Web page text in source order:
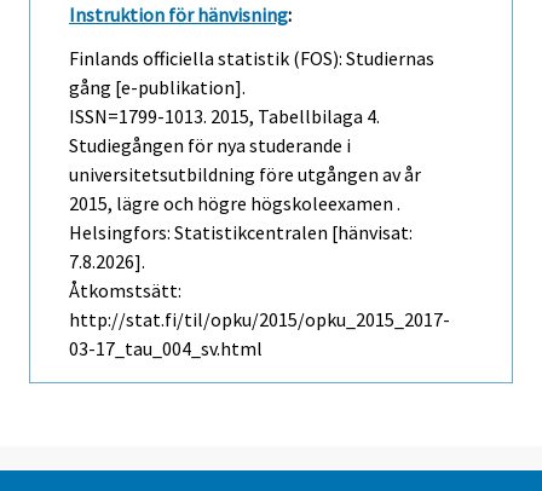
Instruktion för hänvisning:
Finlands officiella statistik (FOS): Studiernas
gång [e-publikation].
ISSN=1799-1013. 2015, Tabellbilaga 4.
Studiegången för nya studerande i
universitetsutbildning före utgången av år
2015, lägre och högre högskoleexamen .
Helsingfors: Statistikcentralen [hänvisat:
7.8.2026].
Åtkomstsätt:
http://stat.fi/til/opku/2015/opku_2015_2017-
03-17_tau_004_sv.html